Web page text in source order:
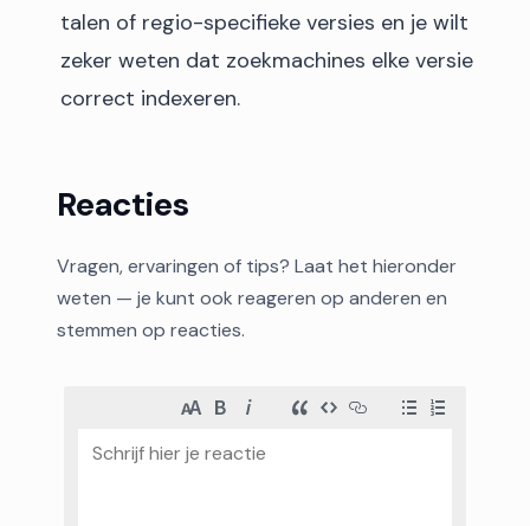
talen of regio-specifieke versies en je wilt
zeker weten dat zoekmachines elke versie
correct indexeren.
Reacties
Vragen, ervaringen of tips? Laat het hieronder
weten — je kunt ook reageren op anderen en
stemmen op reacties.